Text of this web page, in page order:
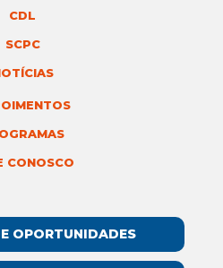
CDL
SCPC
CONOSCO
OPORTUNIDADES